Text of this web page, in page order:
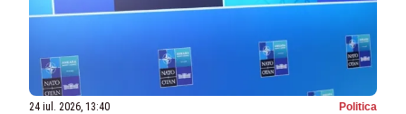
24 iul. 2026, 13:40 Politica